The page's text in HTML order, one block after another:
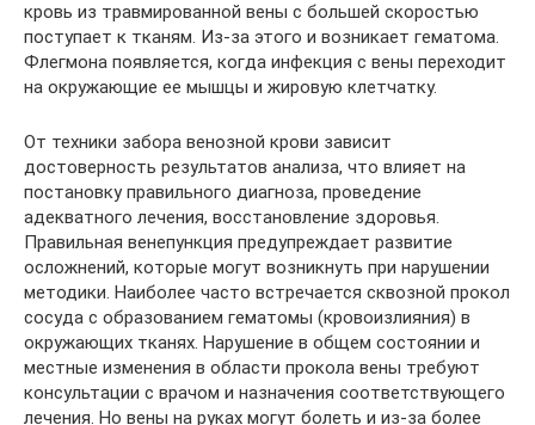
кровь из травмированной вены с большей скоростью
поступает к тканям. Из-за этого и возникает гематома.
Флегмона появляется, когда инфекция с вены переходит
на окружающие ее мышцы и жировую клетчатку.
От техники забора венозной крови зависит
достоверность результатов анализа, что влияет на
постановку правильного диагноза, проведение
адекватного лечения, восстановление здоровья.
Правильная венепункция предупреждает развитие
осложнений, которые могут возникнуть при нарушении
методики. Наиболее часто встречается сквозной прокол
сосуда с образованием гематомы (кровоизлияния) в
окружающих тканях. Нарушение в общем состоянии и
местные изменения в области прокола вены требуют
консультации с врачом и назначения соответствующего
лечения. Но вены на руках могут болеть и из-за более